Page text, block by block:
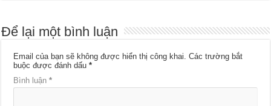
Để lại một bình luận
Email của bạn sẽ không được hiển thị công khai. Các trường bắt
buộc được đánh dấu*
Bình luận*